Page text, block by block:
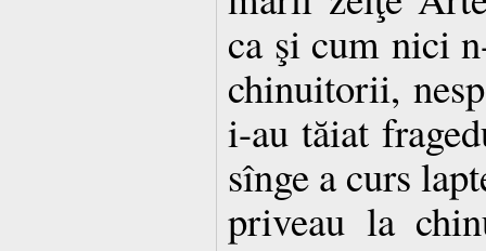
ca şi cum nici
chinuitorii,
i-au tăiat
sînge a curs
priveau la